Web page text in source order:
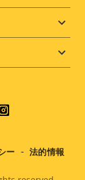
ー 法的情報